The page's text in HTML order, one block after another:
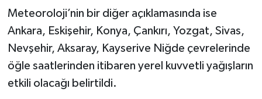
Meteoroloji’nin bir diğer açıklamasında ise
Ankara, Eskişehir, Konya, Çankırı, Yozgat, Sivas,
Nevşehir, Aksaray, Kayserive Niğde çevrelerinde
öğle saatlerinden itibaren yerel kuvvetli yağışların
etkili olacağı belirtildi.